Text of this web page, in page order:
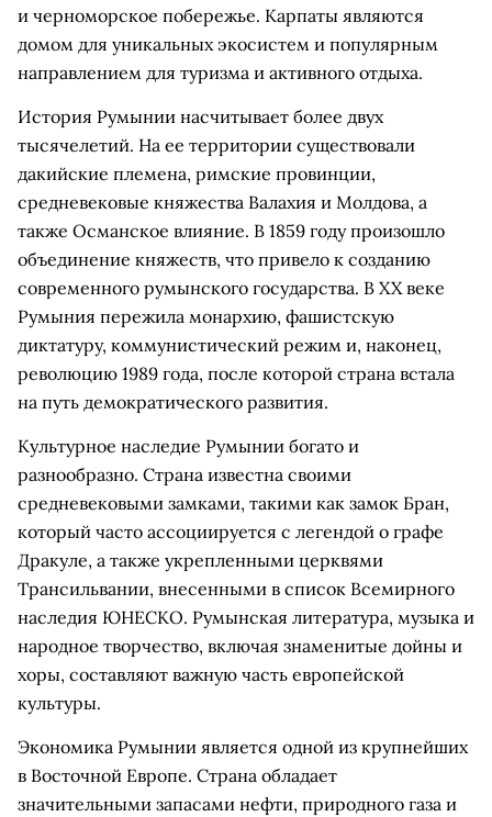
и черноморское побережье. Карпаты являются
домом для уникальных экосистем и популярным
направлением для туризма и активного отдыха.
История Румынии насчитывает более двух
тысячелетий. На ее территории существовали
дакийские племена, римские провинции,
средневековые княжества Валахия и Молдова, а
также Османское влияние. В 1859 году произошло
объединение княжеств, что привело к созданию
современного румынского государства. В XX веке
Румыния пережила монархию, фашистскую
диктатуру, коммунистический режим и, наконец,
революцию 1989 года, после которой страна встала
на путь демократического развития.
Культурное наследие Румынии богато и
разнообразно. Страна известна своими
средневековыми замками, такими как замок Бран,
который часто ассоциируется с легендой о графе
Дракуле, а также укрепленными церквями
Трансильвании, внесенными в список Всемирного
наследия ЮНЕСКО. Румынская литература, музыка и
народное творчество, включая знаменитые дойны и
хоры, составляют важную часть европейской
культуры.
Экономика Румынии является одной из крупнейших
в Восточной Европе. Страна обладает
значительными запасами нефти, природного газа и